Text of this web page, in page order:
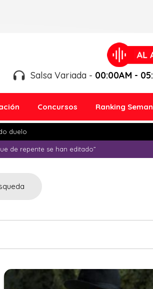
Salsa Variada - 00:00AM -
Concursos Ranking
duelo
de repente se han editado”